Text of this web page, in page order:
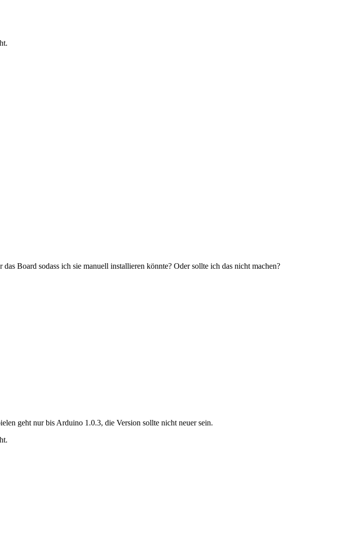
Board sodass ich sie manuell installieren könnte? Oder sollte ich das nicht machen?
geht nur bis Arduino 1.0.3, die Version sollte nicht neuer sein.